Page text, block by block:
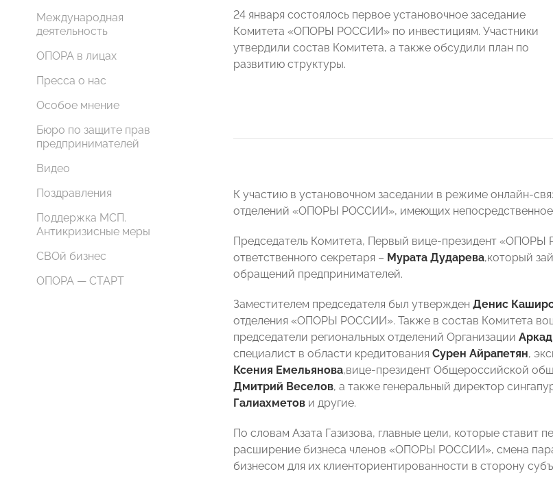
Международная
деятельность
ОПОРА в лицах
Пресса о нас
Особое мнение
Бюро по защите прав
предпринимателей
Видео
Поздравления
Поддержка МСП.
Антикризисные меры
СВОй бизнес
ОПОРА — СТАРТ
24 января состоялось первое установочное заседание
Комитета «ОПОРЫ РОССИИ» по инвестициям. Участники
утвердили состав Комитета, а также обсудили план по
развитию структуры.
К участию в установочном заседании в режиме онлайн-
отделений «ОПОРЫ РОССИИ», имеющих непосредственное
Председатель Комитета, Первый вице-президент
ответственного секретаря – Мурата Дударева,который
обращений предпринимателей.
Заместителем председателя был утвержден Денис
отделения «ОПОРЫ РОССИИ». Также в состав Комитета
председатели региональных отделений Организации
специалист в области кредитования Сурен Айрапетян,
Ксения Емельянова,вице-президент Общероссийской
Дмитрий Веселов, а также генеральный директор
Галиахметов и другие.
По словам Азата Газизова, главные цели, которые ставит
расширение бизнеса членов «ОПОРЫ РОССИИ», смена
бизнесом для их клиенториентированности в сторону